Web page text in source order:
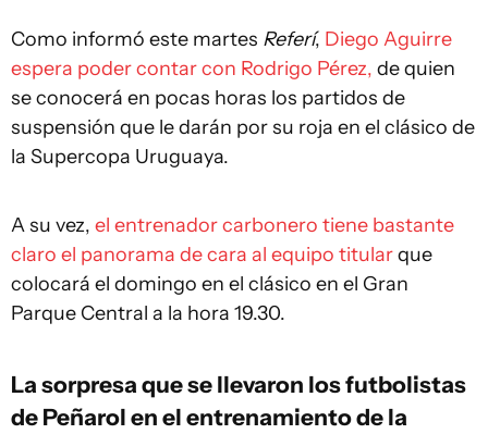
Como informó este martes Referí, Diego Aguirre
espera poder contar con Rodrigo Pérez, de quien
se conocerá en pocas horas los partidos de
suspensión que le darán por su roja en el clásico de
la Supercopa Uruguaya.
A su vez, el entrenador carbonero tiene bastante
claro el panorama de cara al equipo titularque
colocará el domingo en el clásico en el Gran
Parque Central a la hora 19.30.
La sorpresa que se llevaron los futbolistas
de Peñarol en el entrenamiento de la